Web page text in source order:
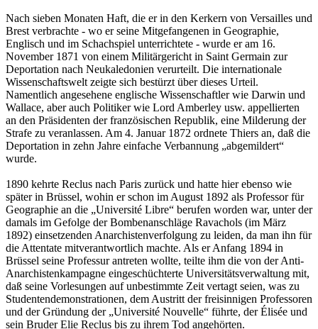
Nach sieben Monaten Haft, die er in den Kerkern von Versailles und
Brest verbrachte - wo er seine Mitgefangenen in Geographie,
Englisch und im Schachspiel unterrichtete - wurde er am 16.
November 1871 von einem Militärgericht in Saint Germain zur
Deportation nach Neukaledonien verurteilt. Die internationale
Wissenschaftswelt zeigte sich bestürzt über dieses Urteil.
Namentlich angesehene englische Wissenschaftler wie Darwin und
Wallace, aber auch Politiker wie Lord Amberley usw. appellierten
an den Präsidenten der französischen Republik, eine Milderung der
Strafe zu veranlassen. Am 4. Januar 1872 ordnete Thiers an, daß die
Deportation in zehn Jahre einfache Verbannung „abgemildert“
wurde.
1890 kehrte Reclus nach Paris zurück und hatte hier ebenso wie
später in Brüssel, wohin er schon im August 1892 als Professor für
Geographie an die „Université Libre“ berufen worden war, unter der
damals im Gefolge der Bombenanschläge Ravachols (im März
1892) einsetzenden Anarchistenverfolgung zu leiden, da man ihn für
die Attentate mitverantwortlich machte. Als er Anfang 1894 in
Brüssel seine Professur antreten wollte, teilte ihm die von der Anti-
Anarchistenkampagne eingeschüchterte Universitätsverwaltung mit,
daß seine Vorlesungen auf unbestimmte Zeit vertagt seien, was zu
Studentendemonstrationen, dem Austritt der freisinnigen Professoren
und der Gründung der „Université Nouvelle“ führte, der Élisée und
sein Bruder Elie Reclus bis zu ihrem Tod angehörten.